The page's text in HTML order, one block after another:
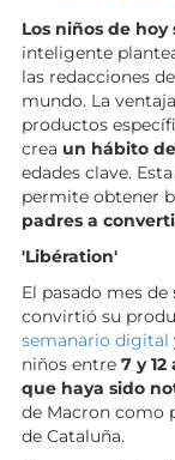
Los niños de
inteligente
las redacciones
mundo. La
productos
crea un hábito
edades clave.
permite obtener
padres a
'Libération'
El pasado mes de
convirtió su
semanario digital
niños entre 7 y 12
que haya sido
de Macron como
de Cataluña.